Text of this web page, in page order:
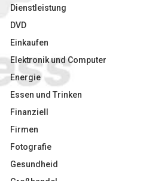
Dienstleistung
DVD
Einkaufen
Elektronik und Computer
Energie
Essen und Trinken
Finanziell
Firmen
Fotografie
Gesundheid